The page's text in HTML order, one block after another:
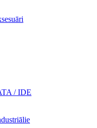
/ IDE